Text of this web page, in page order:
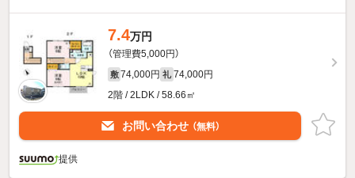
7.4万円
（管理費5,000円）
敷 74,000円 礼 74,000円
2階 / 2LDK / 58.66㎡
お問い合わせ （無料）
提供